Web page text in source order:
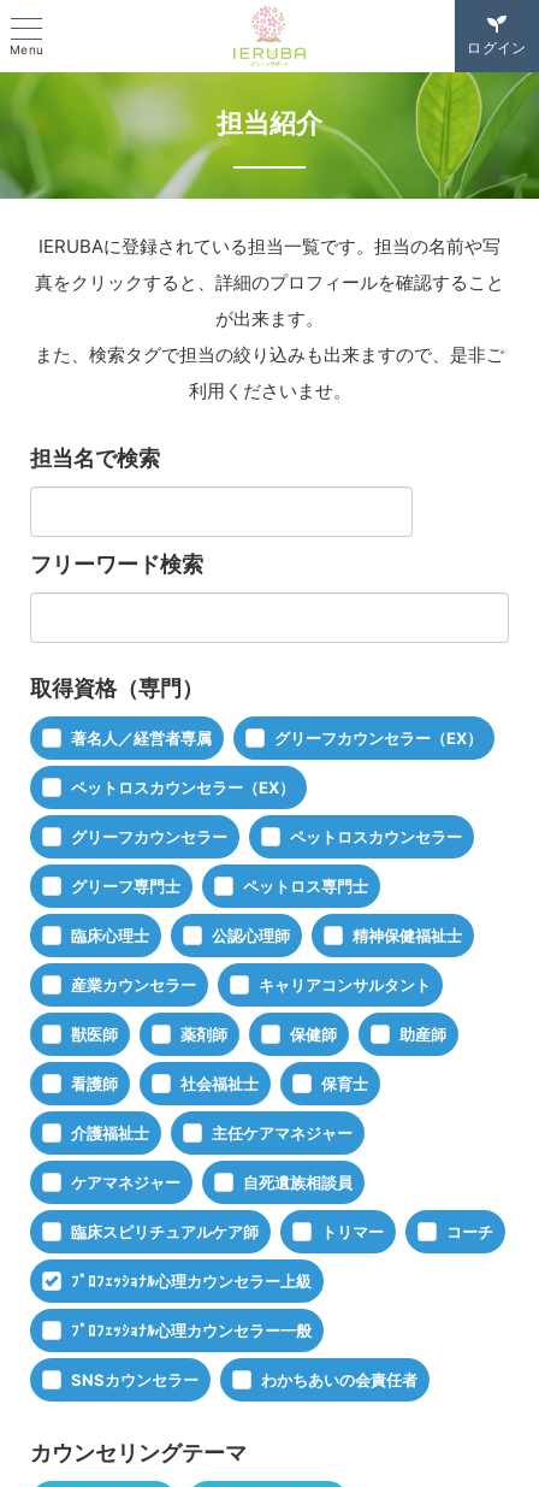
Menu ログイン
担当紹介
IERUBAに登録されている担当一覧です。担当の名前や写
真をクリックすると、詳細のプロフィールを確認すること
が出来ます。
また、検索タグで担当の絞り込みも出来ますので、是非ご
利用くださいませ。
担当名で検索
フリーワード検索
取得資格（専門）
著名人／経営者専属 グリーフカウンセラー（EX）
ペットロスカウンセラー（EX）
グリーフカウンセラー ペットロスカウンセラー
グリーフ専門士 ペットロス専門士
臨床心理士 公認心理師 精神保健福祉士
産業カウンセラー キャリアコンサルタント
獣医師 薬剤師 保健師 助産師
看護師 社会福祉士 保育士
介護福祉士 主任ケアマネジャー
ケアマネジャー 自死遺族相談員
臨床スピリチュアルケア師 トリマー コーチ
ﾌﾟﾛﾌｪｯｼｮﾅﾙ心理カウンセラー上級
ﾌﾟﾛﾌｪｯｼｮﾅﾙ心理カウンセラー一般
SNSカウンセラー わかちあいの会責任者
カウンセリングテーマ